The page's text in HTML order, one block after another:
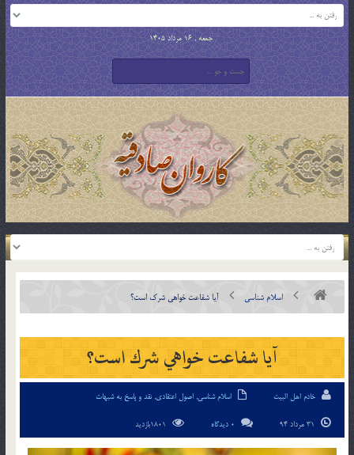
جمعه , 16 مرداد 1405
اسلام شناسی آيا شفاعت خواهي شرك است؟
آيا شفاعت خواهي شرك است؟
خادم اهل البیت اسلام شناسی, اصول اعتقادی, نقد و پاسخ به شبهات
0 دیدگاه